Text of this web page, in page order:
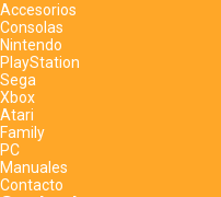
Accesorios
Consolas
Nintendo
PlayStation
Sega
Xbox
Atari
Family
PC
Manuales
Contacto